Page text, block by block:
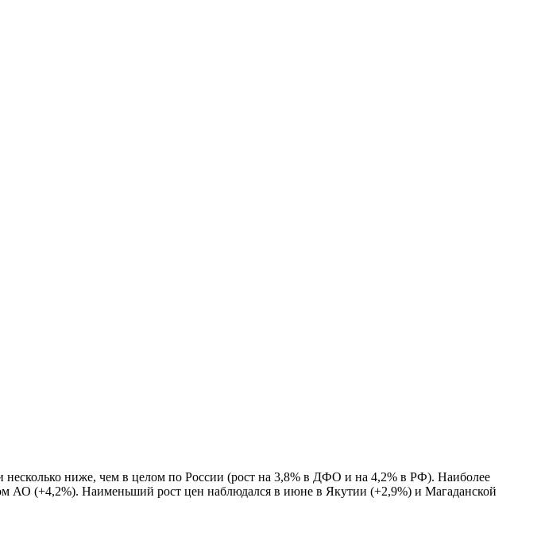
ниже, чем в целом по России (рост на 3,8% в ДФО и на 4,2% в РФ). Наиболее
АО (+4,2%). Наименьший рост цен наблюдался в июне в Якутии (+2,9%) и Магаданской